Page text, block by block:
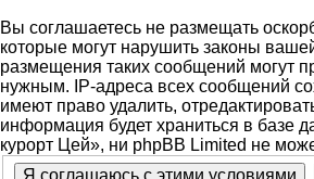
Вы соглашаетесь не размещать
которые могут нарушить законы
размещения таких сообщений могут
нужным. IP-адреса всех сообщений
имеют право удалить,
информация будет храниться в базе
курорт Цей», ни phpBB Limited не